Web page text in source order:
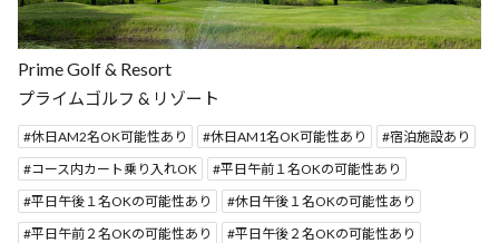
Prime Golf & Resort
プライムゴルフ & リゾート
休日AM2名OK可能性あり 休日AM1名OK可能性あり
宿泊施設あり
コース内カート乗り入れOK
平日午前１名OKの可能性あり
平日午後１名OKの可能性あり
休日午後１名OKの可能性あり
平日午前２名OKの可能性あり
平日午後２名OKの可能性あり